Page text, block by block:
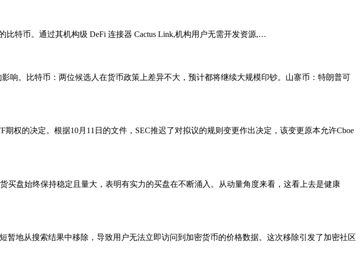
比特币。通过其机构级 DeFi 连接器 Cactus Link,机构用户无需开发资源,…
响。比特币：两位候选人在货币政策上差异不大，预计都将继续大规模印钞。山寨币：特朗普可
权的决定。根据10月11日的文件，SEC推迟了对拟议的规则变更作出决定，该变更原本允许Cboe
买盘始终保持稳定且量大，表明有实力的买盘在不断涌入。从动量角度来看，这看上去是健康
地从搜索结果中移除，导致用户无法立即访问到加密货币的价格数据。这次移除引发了加密社区